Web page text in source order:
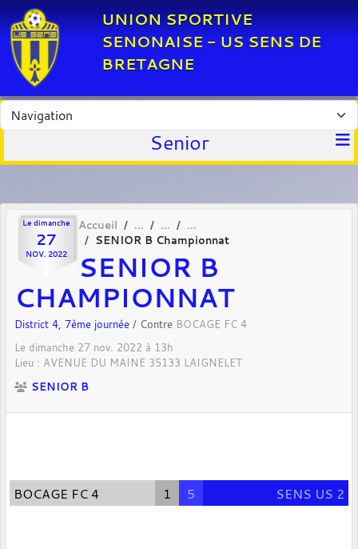
UNION SPORTIVE
SENONAISE - US SENS DE
BRETAGNE
Senior
Le dimanche
27
NOV. 2022
Accueil
SENIOR B Championnat
SENIOR B
CHAMPIONNAT
District 4, 7ème journée / Contre BOCAGE FC 4
Le dimanche 27 nov. 2022 à 13h
Lieu : AVENUE DU MAINE 35133 LAIGNELET
SENIOR B
BOCAGE FC 4 1 5 SENS US 2
Panneau de gestion des cookies